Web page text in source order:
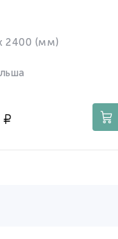
2400 (мм)